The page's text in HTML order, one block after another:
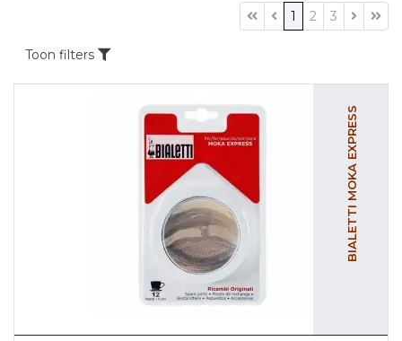
1 2 3
Toon filters
BIALETTI MOKA EXPRESS